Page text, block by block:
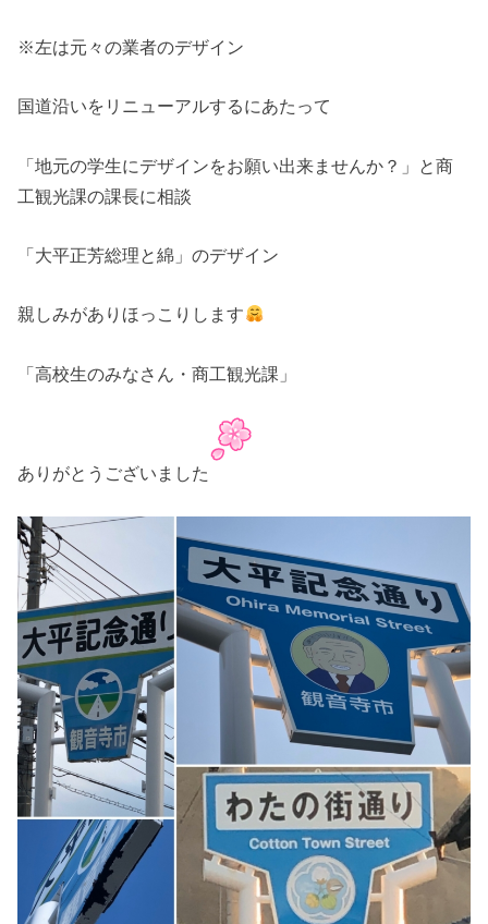
※左は元々の業者のデザイン
国道沿いをリニューアルするにあたって
「地元の学生にデザインをお願い出来ませんか？」と商
工観光課の課長に相談
「大平正芳総理と綿」のデザイン
親しみがありほっこりします
「高校生のみなさん・商工観光課」
ありがとうございました